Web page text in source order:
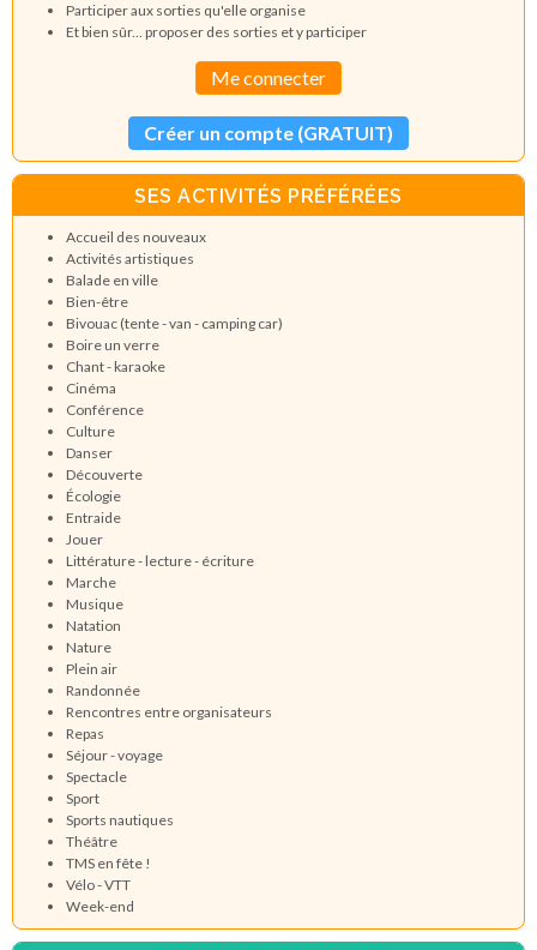
Participer aux sorties qu'elle organise
Et bien sûr... proposer des sorties et y participer
Me connecter
Créer un compte (GRATUIT)
SES ACTIVITÉS PRÉFÉRÉES
Accueil des nouveaux
Activités artistiques
Balade en ville
Bien-être
Bivouac (tente - van - camping car)
Boire un verre
Chant - karaoke
Cinéma
Conférence
Culture
Danser
Découverte
Écologie
Entraide
Jouer
Littérature - lecture - écriture
Marche
Musique
Natation
Nature
Plein air
Randonnée
Rencontres entre organisateurs
Repas
Séjour - voyage
Spectacle
Sport
Sports nautiques
Théâtre
TMS en fête !
Vélo - VTT
Week-end